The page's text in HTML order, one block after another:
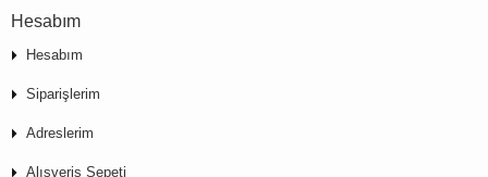
Hesabım
Hesabım
Siparişlerim
Adreslerim
Alışveriş Sepeti